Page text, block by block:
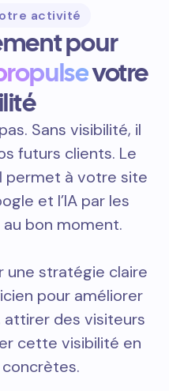
activité
pour
votre
Sans visibilité, il
futurs clients. Le
permet à votre site
et l’IA par les
bon moment.
une stratégie claire
pour améliorer
des visiteurs
cette visibilité en